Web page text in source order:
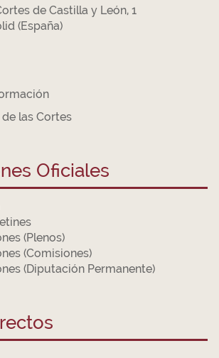
de Castilla y León, 1
(España)
las Cortes
Oficiales
(Plenos)
(Comisiones)
(Diputación Permanente)